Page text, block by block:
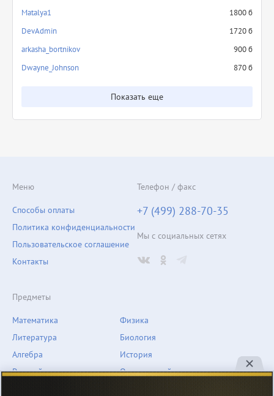
Matalya1
1800 б
DevAdmin
1720 б
arkasha_bortnikov
900 б
Dwayne_Johnson
870 б
Показать еще
Предметы
Математика
Литература
Алгебра
Русский язык
Физика
Биология
История
Окружающий мир
Меню
Способы оплаты
Политика конфиденциальности
Пользовательское соглашение
Контакты
Телефон / факс
+7 (499) 288-70-35
Мы с социальных сетях